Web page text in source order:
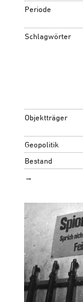
Periode
Schlagwörter
Objektträger
Geopolitik
Bestand
→